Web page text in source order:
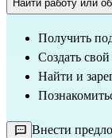
Найти работу или
Получить
Создать
Найти и
Внести